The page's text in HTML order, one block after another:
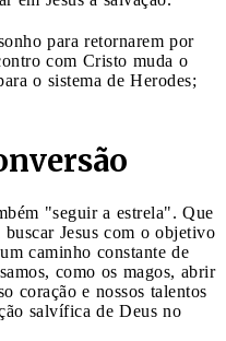
para retornarem por
com Cristo muda o
o sistema de Herodes;
"seguir a estrela". Que
Jesus com o objetivo
caminho constante de
como os magos, abrir
coração e nossos talentos
salvífica de Deus no